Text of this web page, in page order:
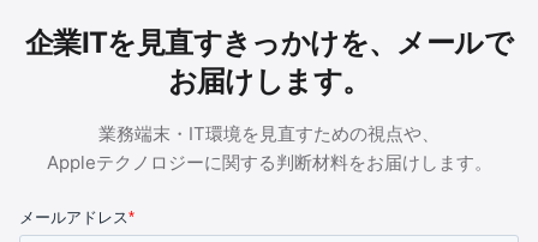
企業ITを見直すきっかけを、メールで
お届けします。
業務端末・IT環境を見直すための視点や、
Appleテクノロジーに関する判断材料をお届けします。